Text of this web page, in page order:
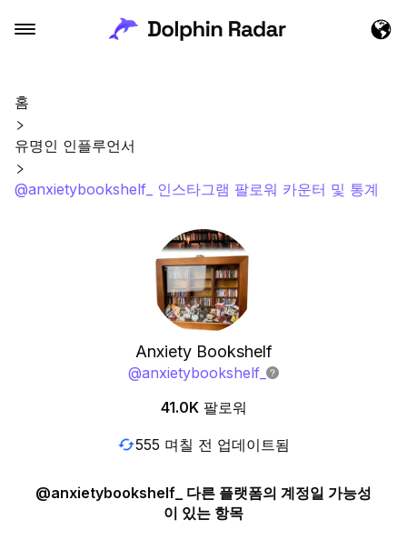
홈
유명인 인플루언서
@anxietybookshelf_ 인스타그램 팔로워 카운터 및 통계
Anxiety Bookshelf
@anxietybookshelf_
41.0K 팔로워
555 며칠 전 업데이트됨
@anxietybookshelf_ 다른 플랫폼의 계정일 가능성
이 있는 항목